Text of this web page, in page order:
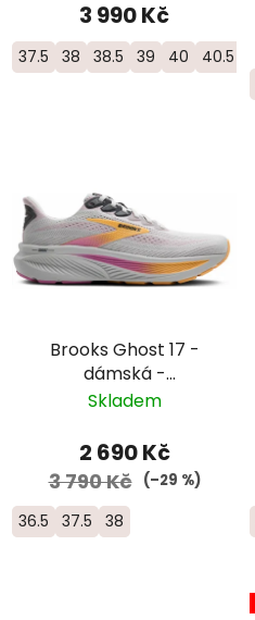
3 990 Kč
37.5 38 38.5 39 40 40.5
Brooks Ghost 17 -
dámská -
šedorůžová/oranžová
Skladem
2 690 Kč
3 790 Kč (–29 %)
36.5 37.5 38